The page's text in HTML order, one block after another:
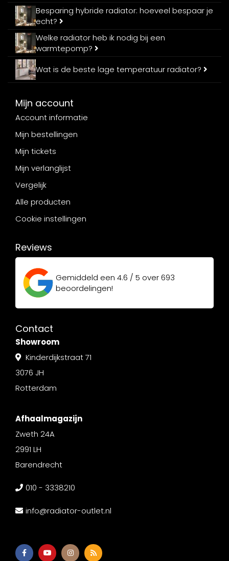
Besparing hybride radiator: hoeveel bespaar je
echt?
Welke radiator heb ik nodig bij een
warmtepomp?
Wat is de beste lage temperatuur radiator?
Mijn account
Account informatie
Mijn bestellingen
Mijn tickets
Mijn verlanglijst
Vergelijk
Alle producten
Cookie instellingen
Reviews
Gemiddeld een 4.6 / 5 over693
beoordelingen!
Contact
Showroom
Kinderdijkstraat 71
3076 JH
Rotterdam
Afhaalmagazijn
Zweth 24A
2991 LH
Barendrecht
010 - 3338210
info@radiator-outlet.nl